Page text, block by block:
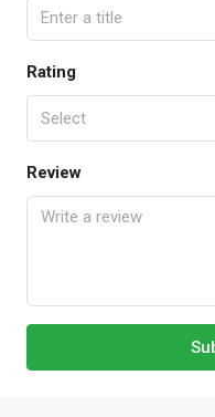
Rating
Select
Review